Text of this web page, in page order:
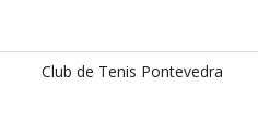
Club de Tenis Pontevedra